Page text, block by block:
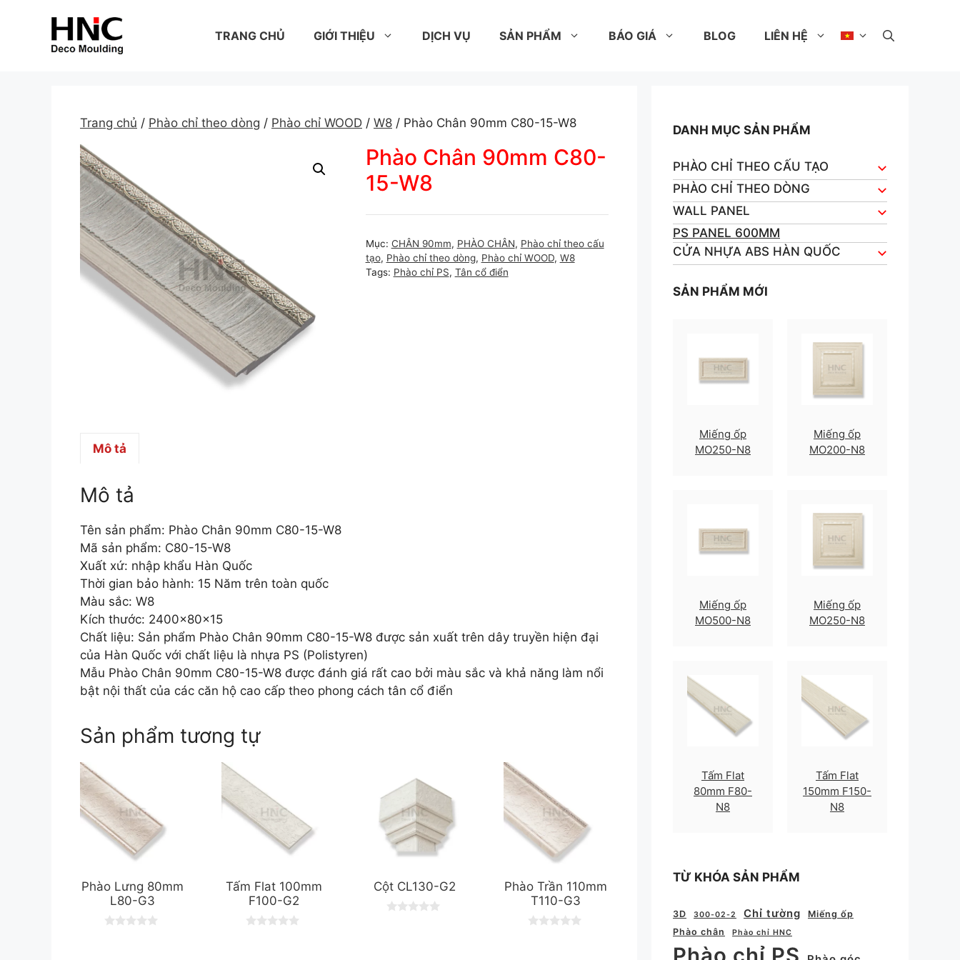
TRANG CHỦ GIỚI THIỆU DỊCH VỤ SẢN PHẨM BÁO GIÁ BLOG LIÊN HỆ
Trang chủ / Phào chỉ theo dòng / Phào chỉ WOOD / W8 / Phào Chân 90mm C80-15-W8
Phào Chân 90mm C80-
15-W8
Mục: CHÂN 90mm, PHÀO CHÂN, Phào chỉ theo cấu
tạo, Phào chỉ theo dòng, Phào chỉ WOOD, W8
Tags: Phào chỉ PS, Tân cổ điển
Mô tả
Mô tả
Tên sản phẩm: Phào Chân 90mm C80-15-W8
Mã sản phẩm: C80-15-W8
Xuất xứ: nhập khẩu Hàn Quốc
Thời gian bảo hành: 15 Năm trên toàn quốc
Màu sắc: W8
Kích thước: 2400x80x15
Chất liệu: Sản phẩm Phào Chân 90mm C80-15-W8 được sản xuất trên dây truyền hiện đại
của Hàn Quốc với chất liệu là nhựa PS (Polistyren)
Mẫu Phào Chân 90mm C80-15-W8 được đánh giá rất cao bởi màu sắc và khả năng làm nổi
bật nội thất của các căn hộ cao cấp theo phong cách tân cổ điển
Sản phẩm tương tự
Phào Lưng 80mm
L80-G3
Tấm Flat 100mm
F100-G2
Cột CL130-G2
Phào Trần 110mm
T110-G3
DANH MỤC SẢN PHẨM
PHÀO CHỈ THEO CẤU TẠO
PHÀO CHỈ THEO DÒNG
WALL PANEL
PS PANEL 600MM
CỬA NHỰA ABS HÀN QUỐC
SẢN PHẨM MỚI
Miếng ốp
MO250-N8
Miếng ốp
MO200-N8
Miếng ốp
MO500-N8
Miếng ốp
MO250-N8
Tấm Flat
80mm F80-
N8
Tấm Flat
150mm F150-
N8
TỪ KHÓA SẢN PHẨM
3D 300-02-2 Chỉ tường
Miếng ốp
Phào chân
Phào chỉ HNC